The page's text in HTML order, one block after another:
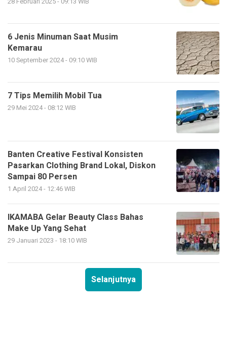
6 Jenis Minuman Saat Musim
Kemarau
10 September 2024 - 09:10 WIB
7 Tips Memilih Mobil Tua
29 Mei 2024 - 08:12 WIB
Banten Creative Festival Konsisten
Pasarkan Clothing Brand Lokal, Diskon
Sampai 80 Persen
1 April 2024 - 12:46 WIB
IKAMABA Gelar Beauty Class Bahas
Make Up Yang Sehat
29 Januari 2023 - 18:10 WIB
Selanjutnya